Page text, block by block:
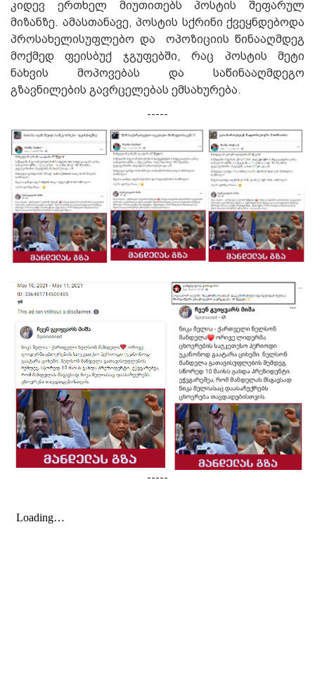
კიდევ ერთხელ მიუთითებს პოსტის შეფარულ
მიზანზე. ამასთანავე, პოსტის სქრინი ქვეყნდებოდა
პროსახელისუფლებო და
ოპოზიციის წინააღმდეგ
მოქმედ ფეისბუქ ჯგუფებში, რაც პოსტის მეტი
ნახვის მოპოვებას და საწინააღმდეგო
გზავნილების გავრცელებას ემსახურება.
-----
-----